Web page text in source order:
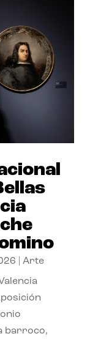
Arte
barroco,